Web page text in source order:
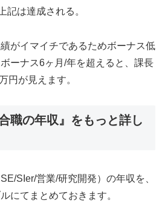
記は達成される。
がイマイチであるためボーナス低
ーナス6ヶ月/年を超えると、課長
円が見えます。
職の年収』をもっと詳し
SIer/営業/研究開発）の年収を、
にてまとめておきます。